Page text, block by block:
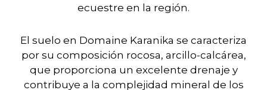
ecuestre en la región.
El suelo en Domaine Karanika se caracteriza
por su composición rocosa, arcillo-calcárea,
que proporciona un excelente drenaje y
contribuye a la complejidad mineral de los